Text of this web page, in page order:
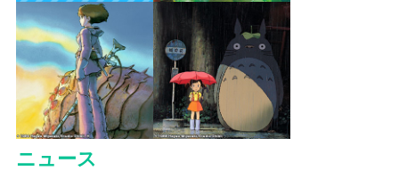
ニュース